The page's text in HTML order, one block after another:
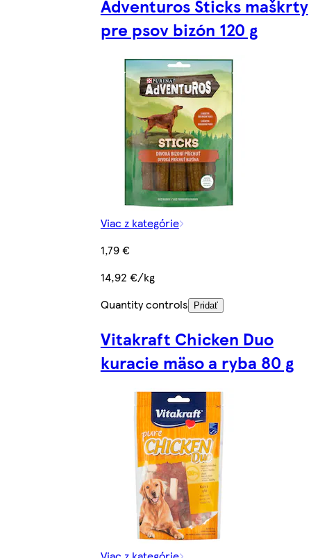
Adventuros Sticks maškrty
pre psov bizón 120 g
Viac z kategórie
1,79 €
14,92 €/kg
Quantity controls
Pridať
Vitakraft Chicken Duo
kuracie mäso a ryba 80 g